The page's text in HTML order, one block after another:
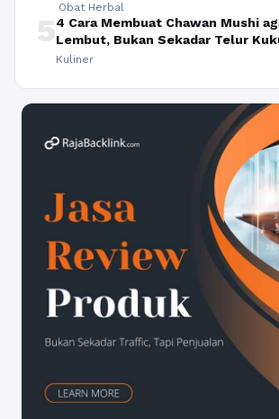
Obat Herbal
54 Cara Membuat Chawan Mushi
Lembut, Bukan Sekadar Telur
Kuliner